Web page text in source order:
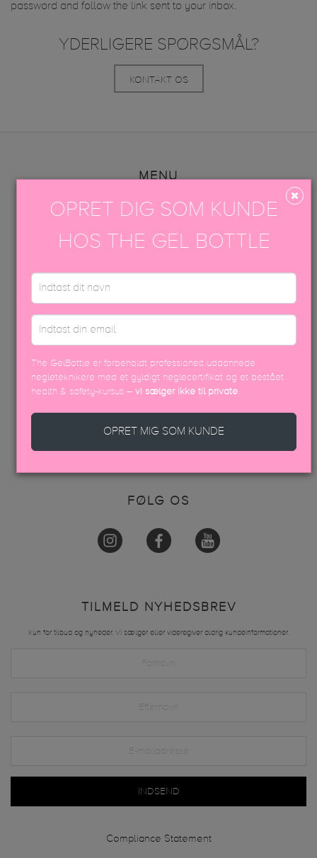
password and follow the link sent to your inbox.
YDERLIGERE SPØRGSMÅL?
KONTAKT OS
MENU
VARER
FAQ
KONTAKT OS
KONTAKT OS
+45 70605001
info@thegelbottle.dk
Femmeunique,
Skalhuse 10
FØLG OS
TILMELD NYHEDSBREV
Kun for tilbud og nyheder. Vi sælger eller videregiver aldrig kundeinformationer.
INDSEND
Compliance Statement
OPRET DIG SOM KUNDE
HOS THE GEL BOTTLE
The GelBottle er forbeholdt professionelt uddannede
negleteknikere med et gyldigt neglecertifikat og et bestået
health & safety-kursus –vi sælger ikke til private
OPRET MIG SOM KUNDE